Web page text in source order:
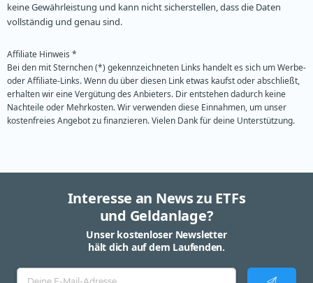
keine Gewährleistung und kann nicht sicherstellen, dass die Daten
vollständig und genau sind.
Affiliate Hinweis *
Bei den mit Sternchen (*) gekennzeichneten Links handelt es sich um Werbe-
oder Affiliate-Links. Wenn du über diesen Link etwas kaufst oder abschließt,
erhalten wir eine Vergütung des Anbieters. Dir entstehen dadurch keine
Nachteile oder Mehrkosten. Wir verwenden diese Einnahmen, um unser
kostenfreies Angebot zu finanzieren. Vielen Dank für deine Unterstützung.
Interesse an News zu ETFs
und Geldanlage?
Unser kostenloser Newsletter
hält dich auf dem Laufenden.